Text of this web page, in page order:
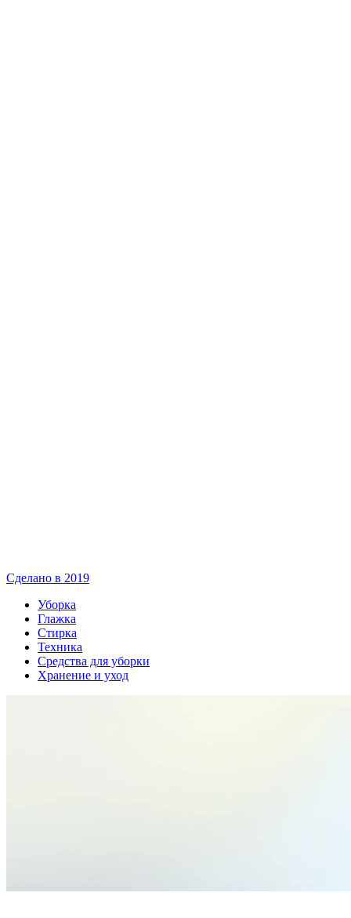
Сделано в 2019
Уборка
Глажка
Стирка
Техника
Средства для уборки
Хранение и уход